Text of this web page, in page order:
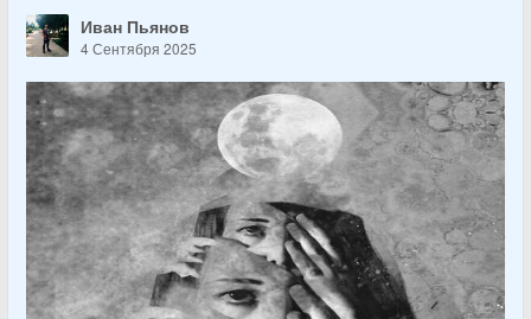
Иван Пьянов
4 Сентября 2025